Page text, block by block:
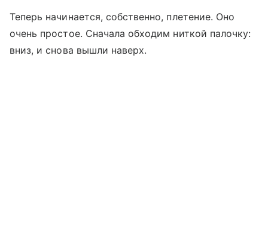
Теперь начинается, собственно, плетение. Оно
очень простое. Сначала обходим ниткой палочку:
вниз, и снова вышли наверх.